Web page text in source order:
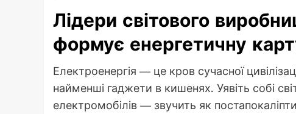
Лідери світового
формує енергетичну
Електроенергія — це кров сучасної
найменші гаджети в кишенях. Уявіть собі
електромобілів — звучить як